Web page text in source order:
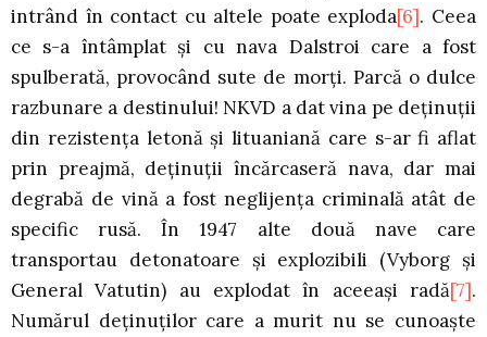
intrând în contact cu altele poate exploda[6]. Ceea
ce s-a întâmplat şi cu nava Dalstroi care a fost
spulberată, provocând sute de morţi. Parcă o dulce
razbunare a destinului! NKVD a dat vina pe deţinuţii
din rezistenţa letonă şi lituaniană care s-ar fi aflat
prin preajmă, deţinuţii încărcaseră nava, dar mai
degrabă de vină a fost neglijenţa criminală atât de
specific rusă. În 1947 alte două nave care
transportau detonatoare şi explozibili (Vyborg şi
General Vatutin) au explodat în aceeaşi radă[7].
Numărul deţinuţilor care a murit nu se cunoaşte